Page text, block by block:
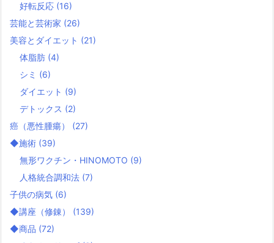
好転反応 (16)
芸能と芸術家 (26)
美容とダイエット (21)
体脂肪 (4)
シミ (6)
ダイエット (9)
デトックス (2)
癌（悪性腫瘍） (27)
◆施術 (39)
無形ワクチン・HINOMOTO (9)
人格統合調和法 (7)
子供の病気 (6)
◆講座（修錬） (139)
◆商品 (72)